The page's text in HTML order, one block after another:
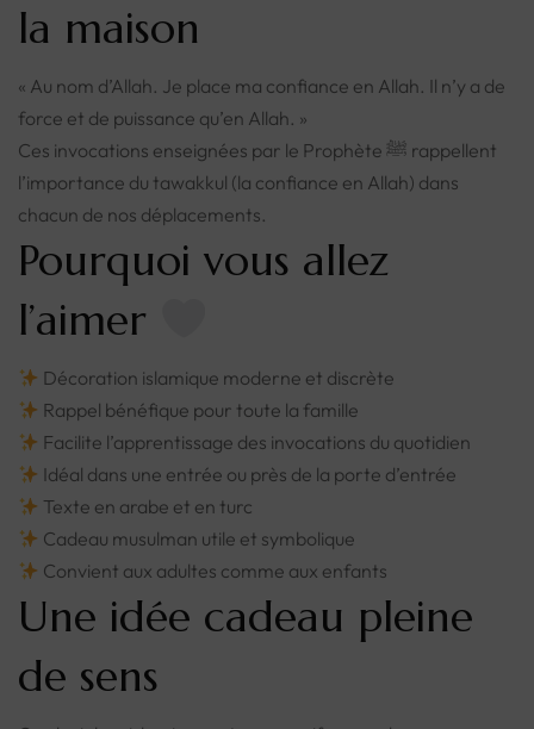
la maison
« Au nom d’Allah. Je place ma confiance en Allah. Il n’y a de
force et de puissance qu’en Allah. »
Ces invocations enseignées par le Prophète ﷺ rappellent
l’importance du tawakkul (la confiance en Allah) dans
chacun de nos déplacements.
Pourquoi vous allez
l’aimer
Décoration islamique moderne et discrète
Rappel bénéfique pour toute la famille
Facilite l’apprentissage des invocations du quotidien
Idéal dans une entrée ou près de la porte d’entrée
Texte en arabe et en turc
Cadeau musulman utile et symbolique
Convient aux adultes comme aux enfants
Une idée cadeau pleine
de sens